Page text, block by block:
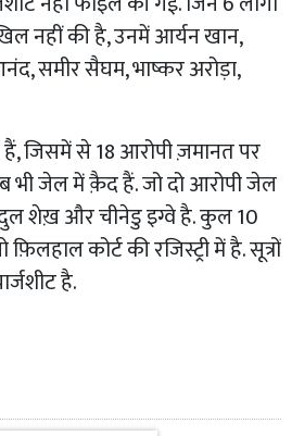
नहीं की है, उनमें आर्यन खान,
समीर सैघम, भाष्कर अरोड़ा,
जिसमें से 18 आरोपी ज़मानत पर
भी जेल में क़ैद हैं. जो दो आरोपी जेल
शेख़ और चीनेडु इग्वे है. कुल 10
कोर्ट की रजिस्ट्री में है. सूत्रों
है.